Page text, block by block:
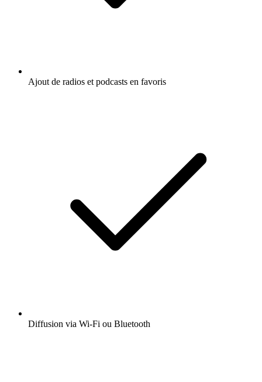
Ajout de radios et podcasts en favoris
Diffusion via Wi-Fi ou Bluetooth